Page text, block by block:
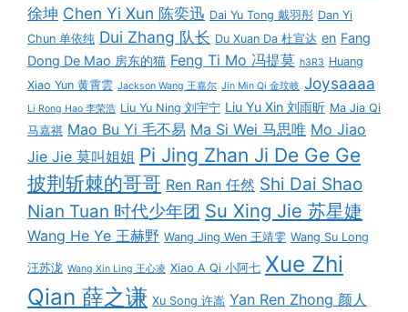
徐坤 Chen Yi Xun 陈奕迅 Dai Yu Tong 戴羽彤 Dan Yi
Chun 单依纯 Dui Zhang 队长 Du Xuan Da 杜宣达 en Fang
Dong De Mao 房东的猫 Feng Ti Mo 冯提莫 h3R3 Huang
Xiao Yun 黄霄雲 Jackson Wang 王嘉尔 Jin Min Qi 金玟岐 Joysaaaa
Li Rong Hao 李荣浩 Liu Yu Ning 刘宇宁 Liu Yu Xin 刘雨昕 Ma Jia Qi
马嘉祺 Mao Bu Yi 毛不易 Ma Si Wei 马思唯 Mo Jiao
Jie Jie 莫叫姐姐 Pi Jing Zhan Ji De Ge Ge
披荆斩棘的哥哥 Ren Ran 任然 Shi Dai Shao
Nian Tuan 时代少年团 Su Xing Jie 苏星婕
Wang He Ye 王赫野 Wang Jing Wen 王靖雯 Wang Su Long
汪苏泷 Wang Xin Ling 王心凌 Xiao A Qi 小阿七 Xue Zhi
Qian 薛之谦 Xu Song 许嵩 Yan Ren Zhong 颜人